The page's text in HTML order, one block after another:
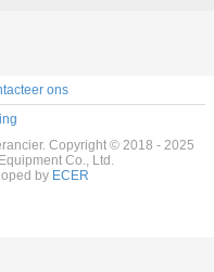
ons
Copyright © 2018 - 2025
Co., Ltd.
by ECER